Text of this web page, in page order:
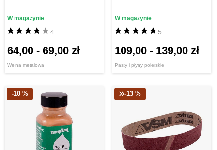
Wełna metalowa
4
W magazynie
64,00 - 69,00 zł
Pasty i płyny polerskie
5
W magazynie
109,00 - 139,00 zł
-10 % -13 %